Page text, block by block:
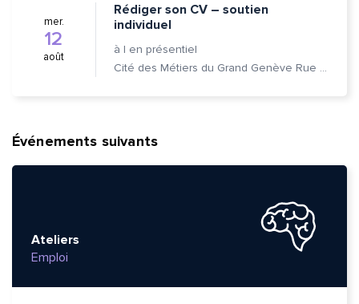
mer.
12
août
Rédiger son CV – soutien
individuel
à | en présentiel
Cité des Métiers du Grand Genève Rue Prévost-Martin 6 1205 Genève
Événements suivants
Ateliers
Emploi